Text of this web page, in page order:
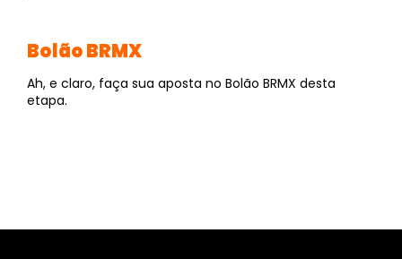
Bolão BRMX
Ah, e claro, faça sua aposta no Bolão BRMX desta
etapa.